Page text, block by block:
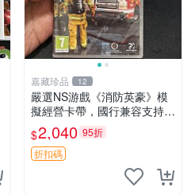
嘉藏珍品 12
嚴選NS游戲《消防英豪》模
擬經營卡帶，國行兼容支持中
文顯示，全新未拆封直送！消
防模擬游戲推薦收藏 消防模
擬 游戲卡帶 Switch游戲
$2,040 95折
折扣碼